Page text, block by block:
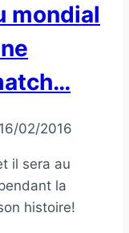
mondial
16/02/2016
il sera au
la
histoire!